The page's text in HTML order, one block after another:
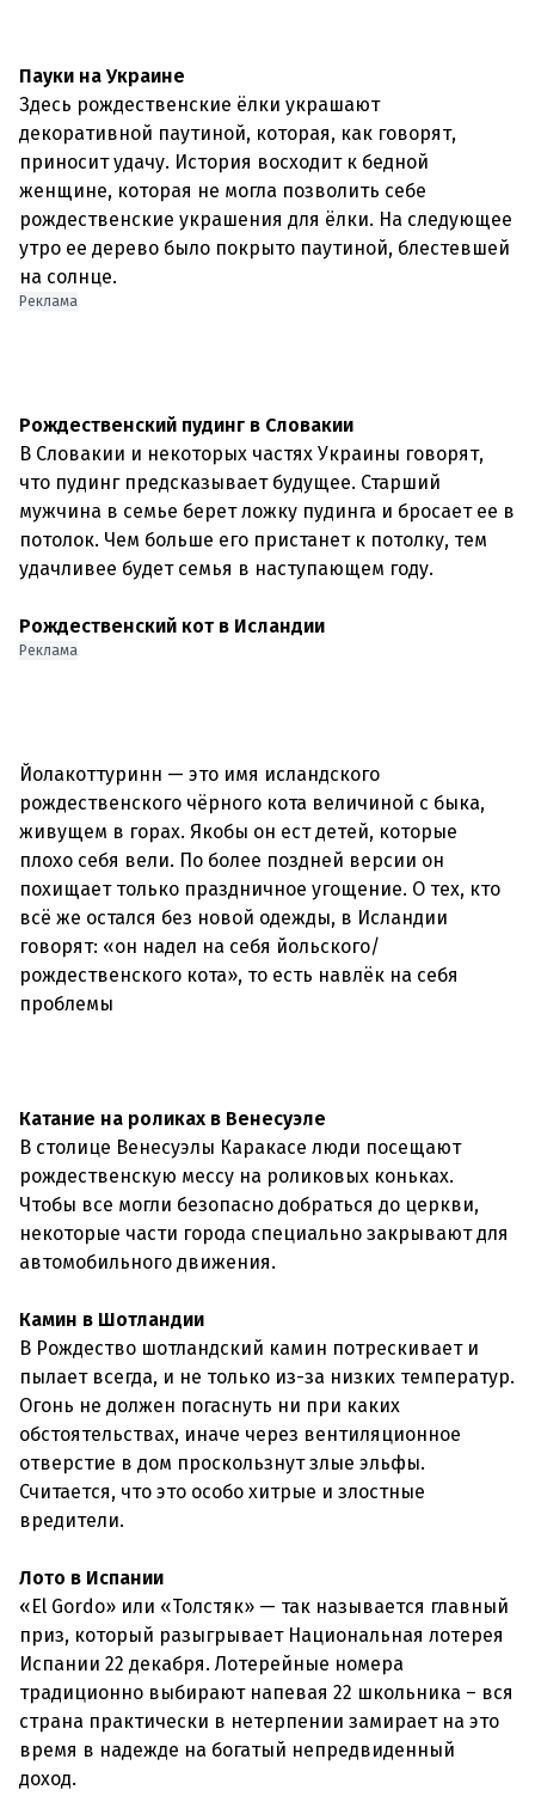
Пауки на Украине
Здесь рождественские ёлки украшают
декоративной паутиной, которая, как говорят,
приносит удачу. История восходит к бедной
женщине, которая не могла позволить себе
рождественские украшения для ёлки. На следующее
утро ее дерево было покрыто паутиной, блестевшей
Реклама
Рождественский пудинг в Словакии
В Словакии и некоторых частях Украины говорят,
что пудинг предсказывает будущее. Старший
мужчина в семье берет ложку пудинга и бросает ее в
потолок. Чем больше его пристанет к потолку, тем
удачливее будет семья в наступающем году.
Рождественский кот в Исландии
Реклама
Йолакоттуринн — это имя исландского
рождественского чёрного кота величиной с быка,
живущем в горах. Якобы он ест детей, которые
плохо себя вели. По более поздней версии он
похищает только праздничное угощение. О тех, кто
всё же остался без новой одежды, в Исландии
говорят: «он надел на себя йольского/
рождественского кота», то есть навлёк на себя
проблемы
Катание на роликах в Венесуэле
В столице Венесуэлы Каракасе люди посещают
рождественскую мессу на роликовых коньках.
Чтобы все могли безопасно добраться до церкви,
некоторые части города специально закрывают для
автомобильного движения.
Камин в Шотландии
В Рождество шотландский камин потрескивает и
пылает всегда, и не только из-за низких температур.
Огонь не должен погаснуть ни при каких
обстоятельствах, иначе через вентиляционное
отверстие в дом проскользнут злые эльфы.
Считается, что это особо хитрые и злостные
вредители.
Лото в Испании
«El Gordo» или «Толстяк» — так называется главный
приз, который разыгрывает Национальная лотерея
Испании 22 декабря. Лотерейные номера
традиционно выбирают напевая 22 школьника – вся
страна практически в нетерпении замирает на это
время в надежде на богатый непредвиденный
доход.